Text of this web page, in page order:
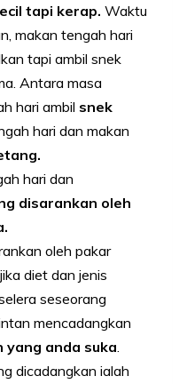
tapi kerap. Waktu
makan tengah hari
tapi ambil snek
Antara masa
hari ambil snek
hari dan makan
hari dan
disarankan oleh
oleh pakar
diet dan jenis
seseorang
mencadangkan
yang anda suka
dicadangkan ialah